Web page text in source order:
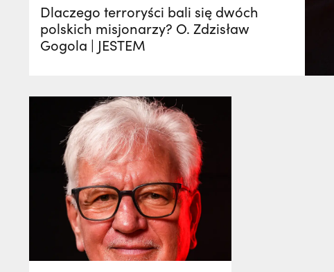
Dlaczego terroryści bali się dwóch
polskich misjonarzy? O. Zdzisław
Gogola | JESTEM